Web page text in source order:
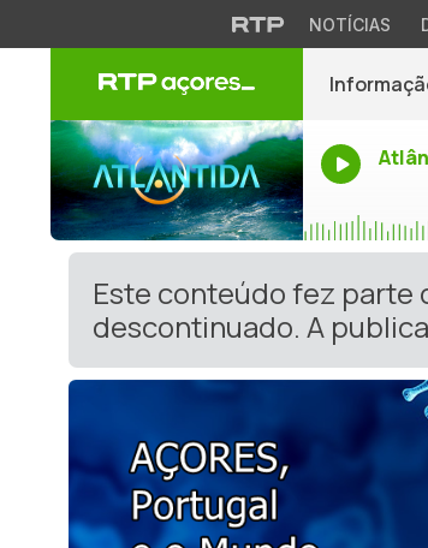
NOTÍCIAS
Este conteúdo fez parte
descontinuado. A